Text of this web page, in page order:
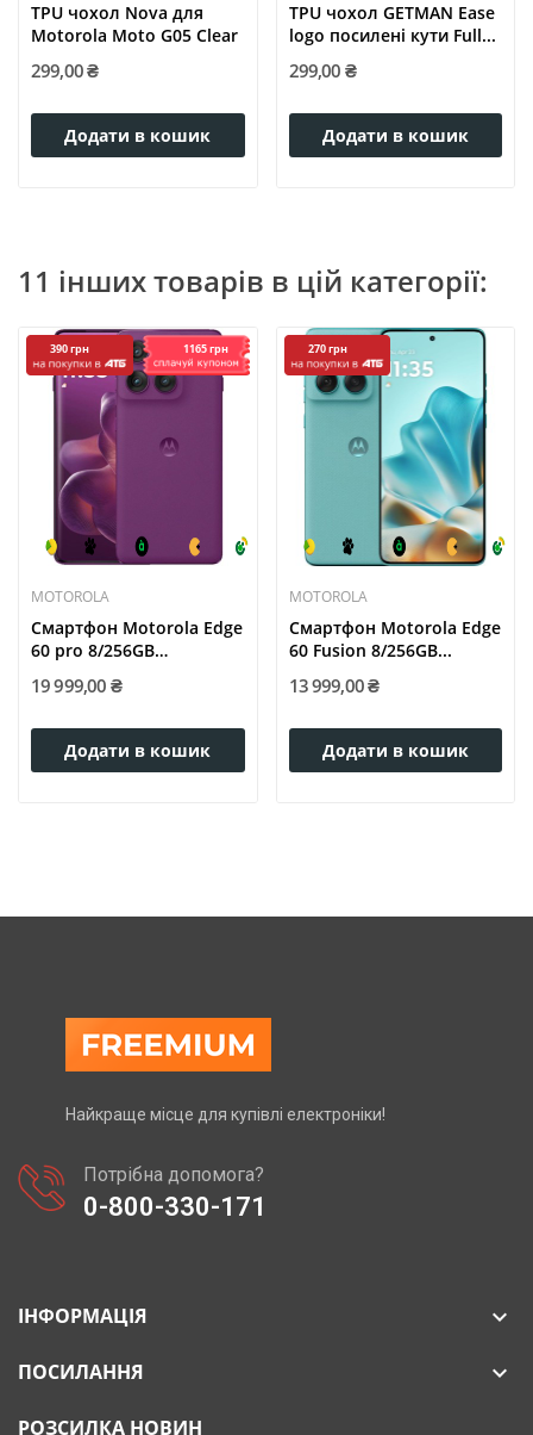
TPU чохол Nova для
Motorola Moto G05 Clear
299,00 ₴
Додати в кошик
TPU чохол GETMAN Ease
logo посилені кути Full...
299,00 ₴
Додати в кошик
11 інших товарів в цій категорії:
390 грн 1165 грн
MOTOROLA
Смартфон Motorola Edge
60 pro 8/256GB
19 999,00 ₴
Додати в кошик
270 грн
MOTOROLA
Смартфон Motorola Edge
60 Fusion 8/256GB...
13 999,00 ₴
Додати в кошик
Найкраще місце для купівлі електроніки!
Потрібна допомога?
0-800-330-171
ІНФОРМАЦІЯ 
ПОСИЛАННЯ 
РОЗСИЛКА НОВИН